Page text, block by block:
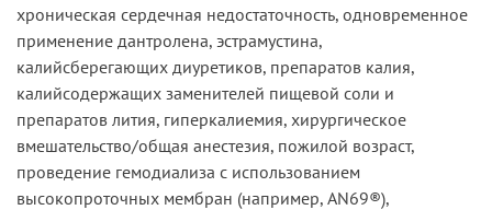
хроническая сердечная недостаточность, одновременное
применение дантролена, эстрамустина,
калийсберегающих диуретиков, препаратов калия,
калийсодержащих заменителей пищевой соли и
препаратов лития, гиперкалиемия, хирургическое
вмешательство/общая анестезия, пожилой возраст,
проведение гемодиализа с использованием
высокопроточных мембран (например, AN69®),